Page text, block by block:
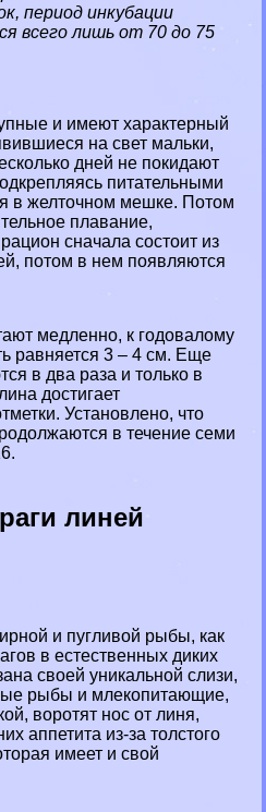
период инкубации
всего лишь от 70 до 75
и имеют хаpaктерный
на свет мальки,
дней не покидают
питательными
в желточном мешке. Потом
плавание,
сначала состоит из
потом в нем появляются
медленно, к годовалому
равняется 3 – 4 см. Еще
в два раза и только в
достигает
Установлено, что
в течение семи
линей
и пугливой рыбы, как
в естественных диких
своей уникальной слизи,
рыбы и млекопитающие,
воротят нос от линя,
аппетита из-за толстого
имеет и свой